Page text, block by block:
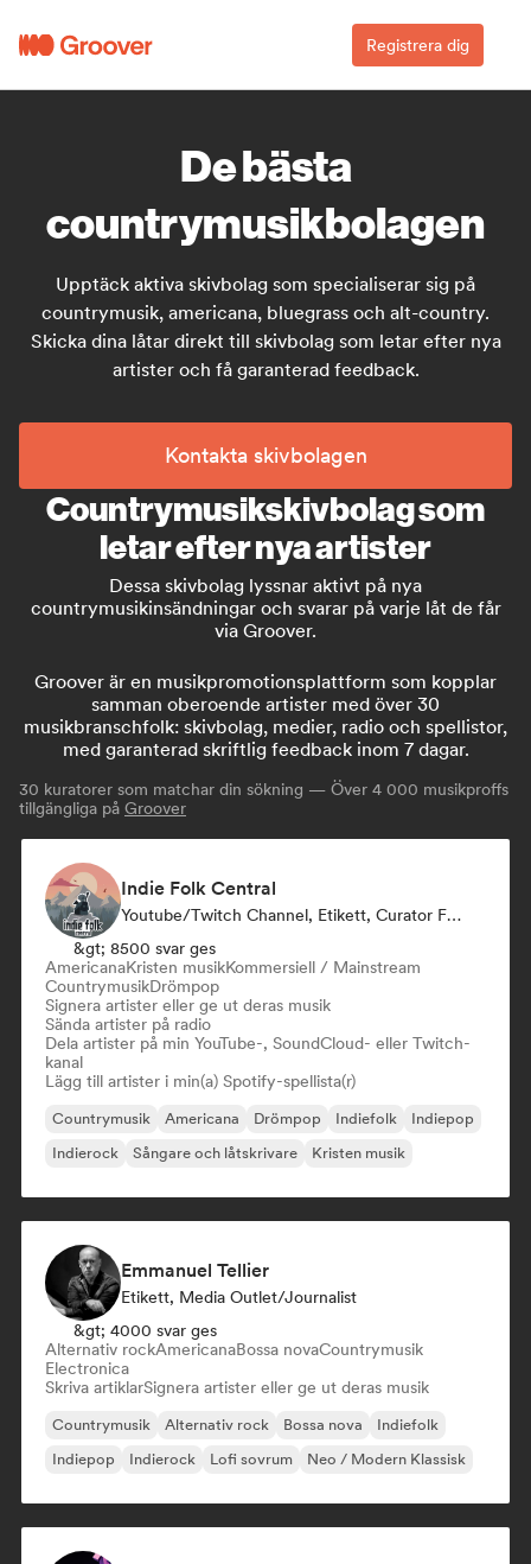
Registrera dig
De bästa
countrymusikbolagen
Upptäck aktiva skivbolag som specialiserar sig på
countrymusik, americana, bluegrass och alt-country.
Skicka dina låtar direkt till skivbolag som letar efter nya
artister och få garanterad feedback.
Kontakta skivbolagen
Countrymusikskivbolag som
letar efter nya artister
Dessa skivbolag lyssnar aktivt på nya
countrymusikinsändningar och svarar på varje låt de får
via Groover.
Groover är en musikpromotionsplattform som kopplar
samman oberoende artister med över 30
musikbranschfolk: skivbolag, medier, radio och spellistor,
med garanterad skriftlig feedback inom 7 dagar.
30 kuratorer som matchar din sökning — Över 4 000 musikproffs
tillgängliga på Groover
Indie Folk Central
Youtube/Twitch Channel, Etikett, Curator För Spellistor, Radiostation
&gt; 8500 svar ges
AmericanaKristen musikKommersiell / Mainstream
CountrymusikDrömpop
Signera artister eller ge ut deras musik
Sända artister på radio
Dela artister på min YouTube-, SoundCloud- eller Twitch-
kanal
Lägg till artister i min(a) Spotify-spellista(r)
Countrymusik Americana Drömpop Indiefolk
Indiepop
Indierock
Sångare och låtskrivare Kristen musik
Emmanuel Tellier
Etikett, Media Outlet/Journalist
&gt; 4000 svar ges
Alternativ rockAmericanaBossa novaCountrymusik
Electronica
Skriva artiklarSignera artister eller ge ut deras musik
Countrymusik Alternativ rock Bossa nova
Indiefolk
Indiepop
Indierock Lofi sovrum Neo / Modern Klassisk